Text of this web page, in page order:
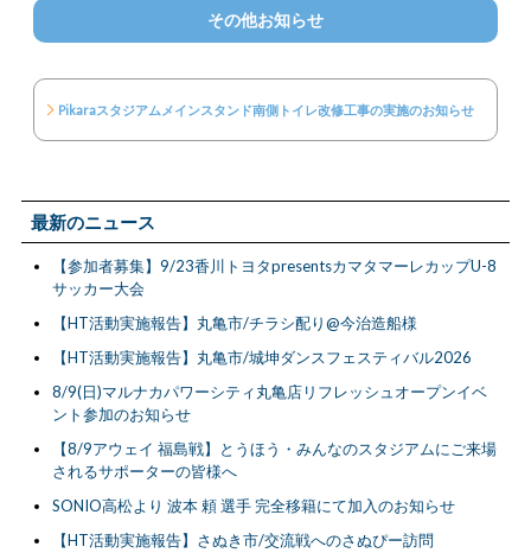
その他お知らせ
Pikaraスタジアムメインスタンド南側トイレ改修工事の実施のお知らせ
最新のニュース
【参加者募集】9/23香川トヨタpresentsカマタマーレカップU-8
サッカー大会
【HT活動実施報告】丸亀市/チラシ配り@今治造船様
【HT活動実施報告】丸亀市/城坤ダンスフェスティバル2026
8/9(日)マルナカパワーシティ丸亀店リフレッシュオープンイベ
ント参加のお知らせ
【8/9アウェイ 福島戦】とうほう・みんなのスタジアムにご来場
されるサポーターの皆様へ
SONIO高松より 波本 頼 選手 完全移籍にて加入のお知らせ
【HT活動実施報告】さぬき市/交流戦へのさぬぴー訪問